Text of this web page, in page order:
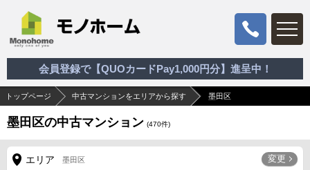
会員登録で【QUOカードPay1,000円分】進呈中！
トップページ 中古マンションをエリアから探す 墨田区
墨田区の中古マンション (470件)
エリア 墨田区 変更